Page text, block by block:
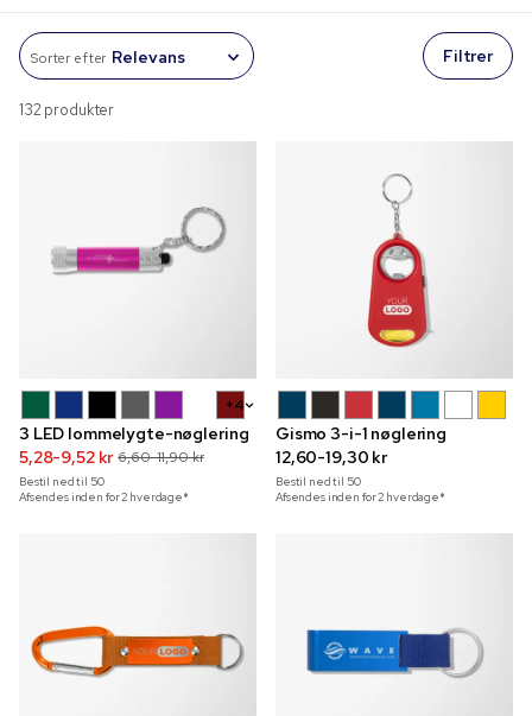
Sorter efter Filtrer
132 produkter
+4
3 LED lommelygte-nøglering
5,28-9,52 kr 6,60-11,90 kr
Bestil ned til 50
Afsendes inden for 2 hverdage*
Gismo 3-i-1 nøglering
12,60-19,30 kr
Bestil ned til 50
Afsendes inden for 2 hverdage*